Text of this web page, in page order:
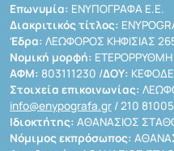
Επωνυμία: ΕΝΥΠΟΓΡΑΦΑ Ε.Ε.
Διακριτικός τίτλος:
Έδρα: ΛΕΩΦΟΡΟΣ ΚΗΦΙΣΙΑΣ
Νομική μορφή: ΕΤΕΡΟΡΡΥΘΜΗ
ΑΦΜ: 803111230 /ΔΟΥ: ΚΕΦΟΔΕ
Στοιχεία επικοινωνίας:
info@enypografa.gr / 210
Ιδιοκτήτης: ΑΘΑΝΑΣΙΟΣ
Νόμιμος εκπρόσωπος: